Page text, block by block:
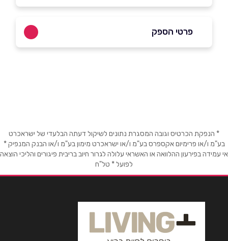
פרטי הספק
טלפון*
נושא*
אנא חזרו אלי בקשר ל...
* הנפקת הכרטיס וגובה המסגרת נתונים לשיקול דעתה הבלעדי של ישראכרט
בע"מ ו/או פרימיום אקספרס בע"מ ו/או ישראכרט מימון בע"מ ו/או הבנק המנפיק *
אי עמידה בפירעון ההלוואה או האשראי עלולה לגרור חיוב בריבית פיגורים והליכי הוצאה
לפועל * טל"ח